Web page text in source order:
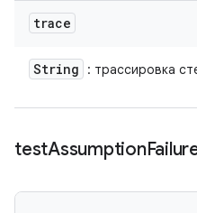
trace
String : трассировка
testAssumption